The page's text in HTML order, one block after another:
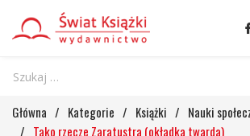
Główna / Kategorie / Książki / Nauki
/ Tako rzecze Zaratustra (okładka twarda)